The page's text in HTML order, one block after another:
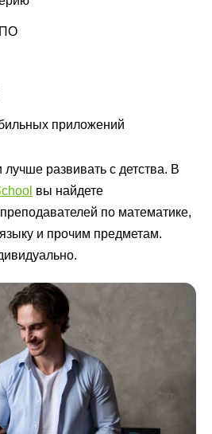
ПО
приложений
развивать с детства. В
вы найдете
по математике,
и прочим предметам.